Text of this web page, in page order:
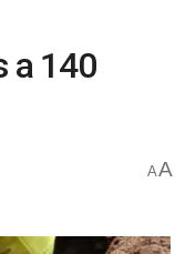
a 140
AA